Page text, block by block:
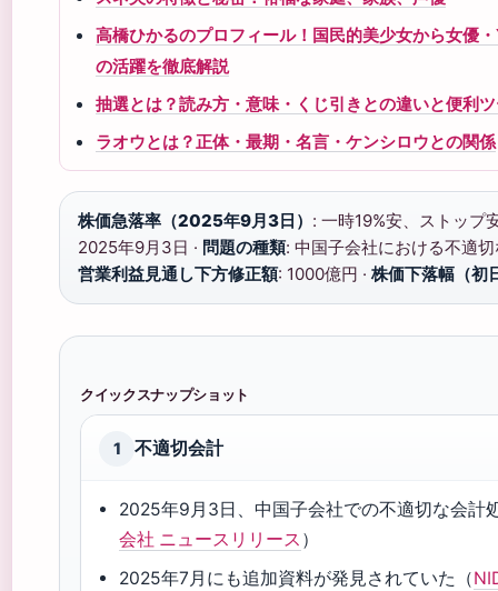
高橋ひかるのプロフィール！国民的美少女から女優
の活躍を徹底解説
抽選とは？読み方・意味・くじ引きとの違いと便利
ラオウとは？正体・最期・名言・ケンシロウとの関係
株価急落率（2025年9月3日） : 一時19%安、ストップ
2025年9月3日 · 問題の種類: 中国子会社における不適
営業利益見通し下方修正額: 1000億円 · 株価下落幅（初
クイックスナップショット
1 不適切会計
2025年9月3日、中国子会社での不適切な会計
会社 ニュースリリース ）
2025年7月にも追加資料が発見されていた（